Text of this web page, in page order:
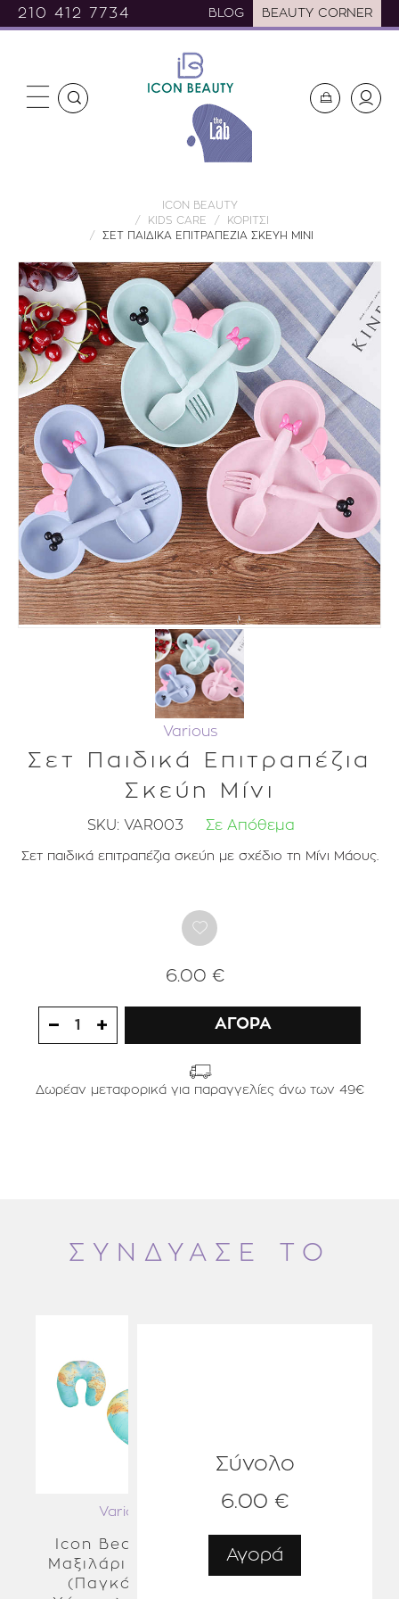
210 412 7734 BLOG BEAUTY CORNER
ICON BEAUTY
KIDS CARE
ΚΟΡΙΤΣΙ
ΣΕΤ ΠΑΙΔΙΚΑ ΕΠΙΤΡΑΠΕΖΙΑ ΣΚΕΥΗ ΜΙΝΙ
Various
Σετ Παιδικά Επιτραπέζια
Σκεύη Μίνι
SKU: VAR003 Σε Απόθεμα
Σετ παιδικά επιτραπέζια σκεύη με σχέδιο τη Μίνι Μάους.
6.00 €
1 ΑΓΟΡΑ
Δωρέαν μεταφορικά για παραγγελίες άνω των 49€
ΣΥΝΔΥΑΣΕ ΤΟ
Various
Icon Beauty kid
Μαξιλάρι Αυχένα,
(Παγκόσμιος
Σύνολο
6.00 €
Αγορά